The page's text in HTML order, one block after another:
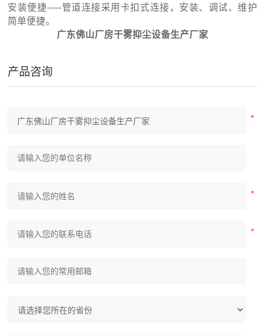
安装便捷-----管道连接采用卡扣式连接，安装、调试、维护
简单便捷。
广东佛山厂房干雾抑尘设备生产厂家
产品咨询